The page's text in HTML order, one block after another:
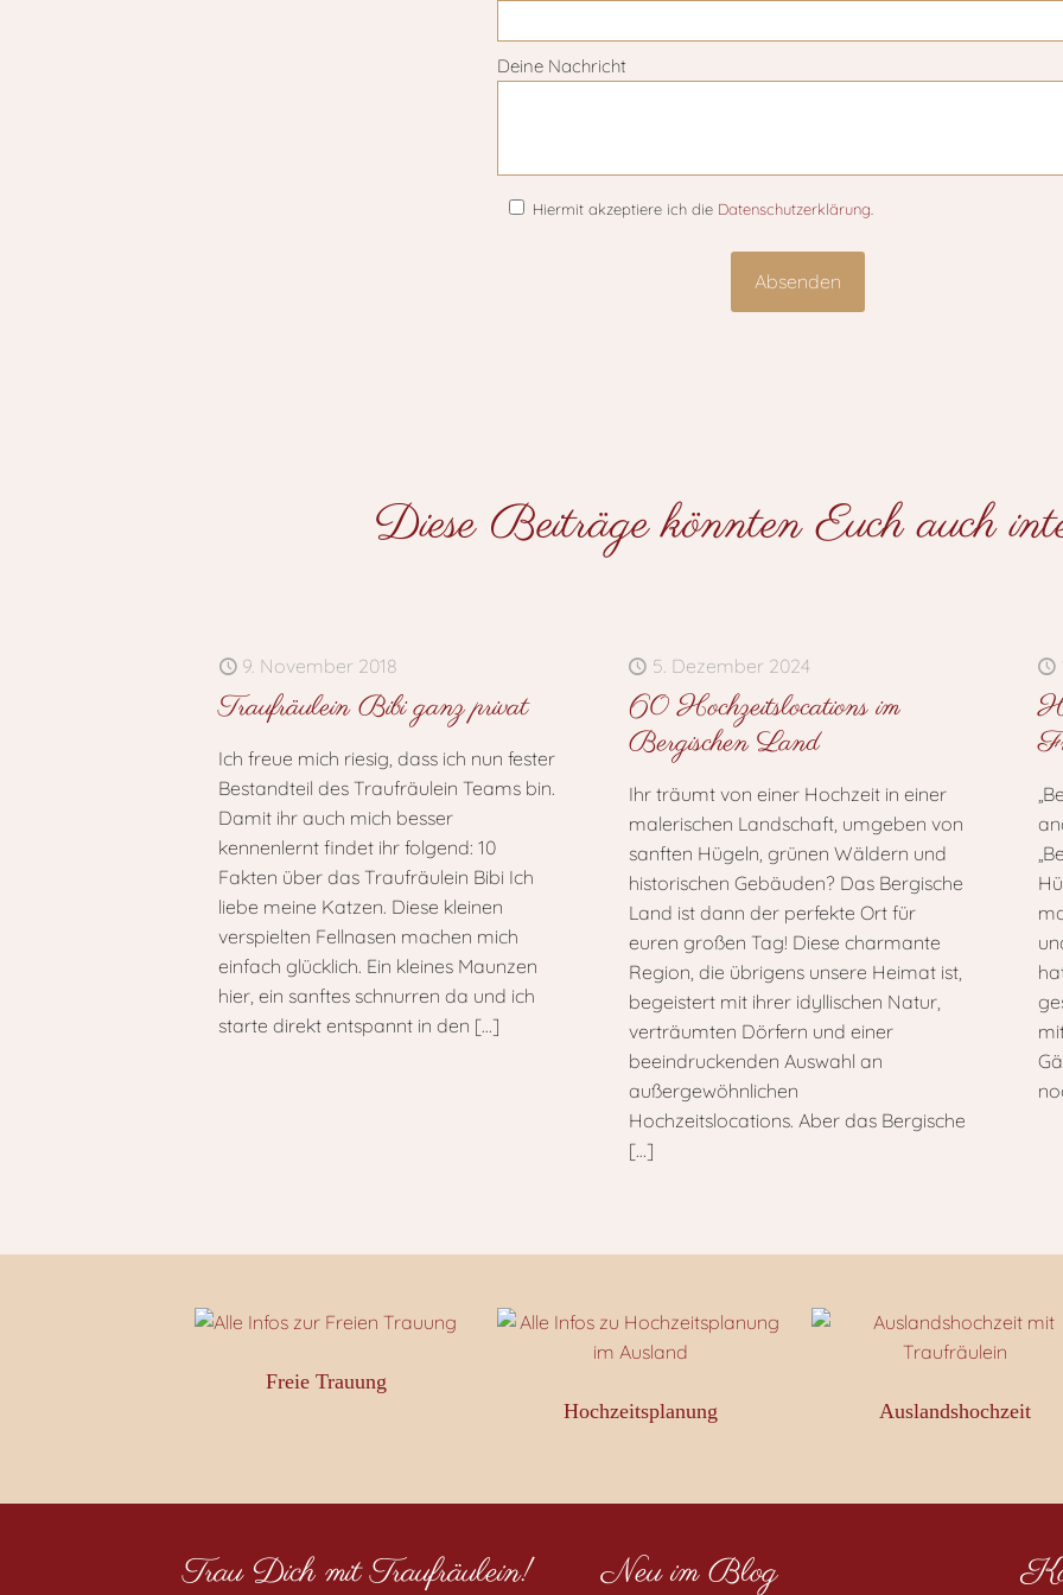
Deine Nachricht
Hiermit akzeptiere ich die Datenschutzerklärung
Diese Beiträge könnten Euch auch
9. November 2018
Traufräulein Bibi ganz privat
Ich freue mich riesig, dass ich nun fester
Bestandteil des Traufräulein Teams bin.
Damit ihr auch mich besser
kennenlernt findet ihr folgend: 10
Fakten über das Traufräulein Bibi Ich
liebe meine Katzen. Diese kleinen
verspielten Fellnasen machen mich
einfach glücklich. Ein kleines Maunzen
hier, ein sanftes schnurren da und ich
starte direkt entspannt in den […]
5. Dezember 2024
60 Hochzeitslocations im
Bergischen Land
Ihr träumt von einer Hochzeit in einer
malerischen Landschaft, umgeben von
sanften Hügeln, grünen Wäldern und
historischen Gebäuden? Das Bergische
Land ist dann der perfekte Ort für
euren großen Tag! Diese charmante
Region, die übrigens unsere Heimat ist,
begeistert mit ihrer idyllischen Natur,
verträumten Dörfern und einer
beeindruckenden Auswahl an
außergewöhnlichen
Hochzeitslocations. Aber das Bergische
[…]
Freie Trauung
Hochzeitsplanung
Auslandshochzeit
Trau Dich mit Traufräulein! Neu im Blog